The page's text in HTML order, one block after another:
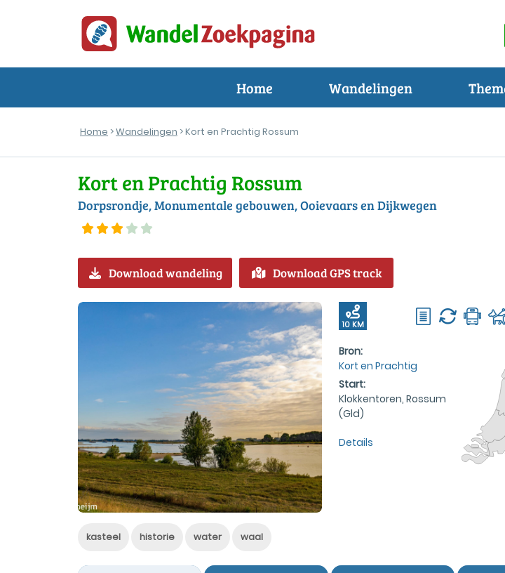
Home Wandelingen
Home >Wandelingen > Kort en Prachtig Rossum
Kort en Prachtig Rossum
Dorpsrondje, Monumentale gebouwen, Ooievaars en Dijkwegen
Download wandeling Download GPS track
10 KM
Bron:
Kort en Prachtig
Start:
Klokkentoren, Rossum
(Gld)
Details
kasteel historie water waal